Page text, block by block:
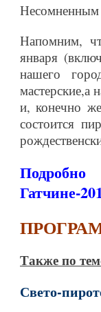
Несомненным
Напомним,
января
нашего
мастерские,а
и, конечно
состоится
Гатчине-
Также по
Свето-